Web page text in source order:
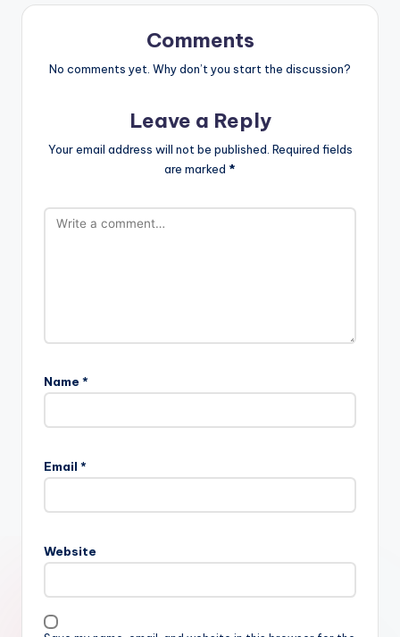
Comments
No comments yet. Why don’t you start the discussion?
Leave a Reply
Your email address will not be published. Required fields
are marked *
Name *
Email *
Website